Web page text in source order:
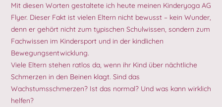
Mit diesen Worten gestaltete ich heute meinen Kinderyoga AG
Flyer. Dieser Fakt ist vielen Eltern nicht bewusst – kein Wunder,
denn er gehört nicht zum typischen Schulwissen, sondern zum
Fachwissen im Kindersport und in der kindlichen
Bewegungsentwicklung.
Viele Eltern stehen ratlos da, wenn ihr Kind über nächtliche
Schmerzen in den Beinen klagt. Sind das
Wachstumsschmerzen? Ist das normal? Und was kann wirklich
helfen?